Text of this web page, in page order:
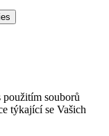
použitím souborů
týkající se Vašich